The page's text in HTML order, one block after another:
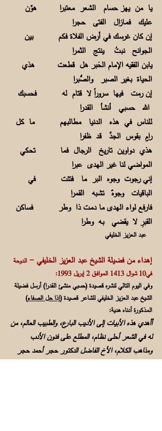
يا من يهز حسام الشعر معتبرا هوِّن
عليك فمـازال الفتى حجرا
إن كان غرسـك في أرض الفلاة فكم بين
الجوانح نبـتُ ينتج الثمرا
يابن الفقيه الإمام الحَبر هل قطعت هذي
الحياة بغير الصبر والصُّبرا
إن رمت فيها سروراً لا قتام له فحسبك
الله حسبي أنشأ القدرا
للناس في هذه الدنيا مطالبهم ما كل
رامٍ بقوس الجدِّ قد ظفرا
هذي دواوين تاريخ الرجال فما تحكي
المواضي لنا غير الهدى عبرا
إني رجوت وجوه البر ما فتئت في
الباقيات وجوهٌ تشـبه القمرا
فارفع لواء الهدى ما دمـت ذا وطر فساكن
القبرِ لا يقضي بـه وطرا
عبد العزيز الخليفي
إهداء من فضيلة الشيخ عبد العزيز الخليفي -الدوحة
في10 شوال 1413 الموافـق 2 إبريل 1993:
وفي اليوم التالي لنشره قصيدة (حسبي منشئ القدرا) أرسل فضيلة
الشيخ عبد العزيز الخليفي للشاعر قصيدة (إذا حل الصفاء)
المذكورة أدناه هدية:
أأهدي هذه الأبيات إلى الأديب البارع، والطبيب العالم، من
له في الشعر أحلى نظام، المطلع على فنون الأدب
ومذاهب الكلام، الأخ الفاضل الدكتور حجر أحمد حجر